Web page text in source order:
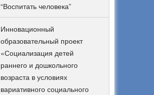
“Воспитать человека”
Инновационный
образовательный проект
«Социализация детей
раннего и дошкольного
возраста в условиях
вариативного социального